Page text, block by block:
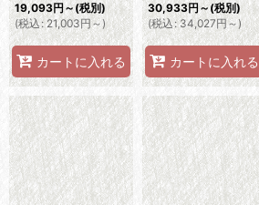
19,093円～(税別)
(税込: 21,003円～)
カートに入れる
30,933円～(税別)
(税込 : 34,027円～)
カートに入れる